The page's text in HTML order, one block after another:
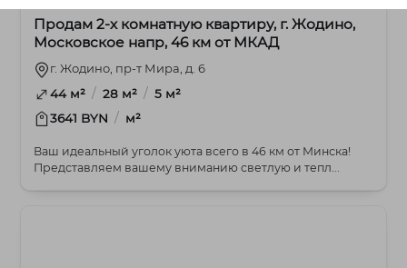
Продам 2-х комнатную квартиру, г. Жодино,
Московское напр, 46 км от МКАД
г. Жодино, пр-т Мира, д. 6
44 м² / 28 м² / 5 м²
3641 BYN / м²
Ваш идеальный уголок уюта всего в 46 км от Минска!
Представляем вашему вниманию светлую и тепл...